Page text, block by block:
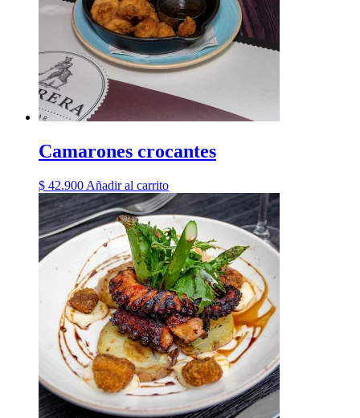
Camarones crocantes
$ 42.900 Añadir al carrito